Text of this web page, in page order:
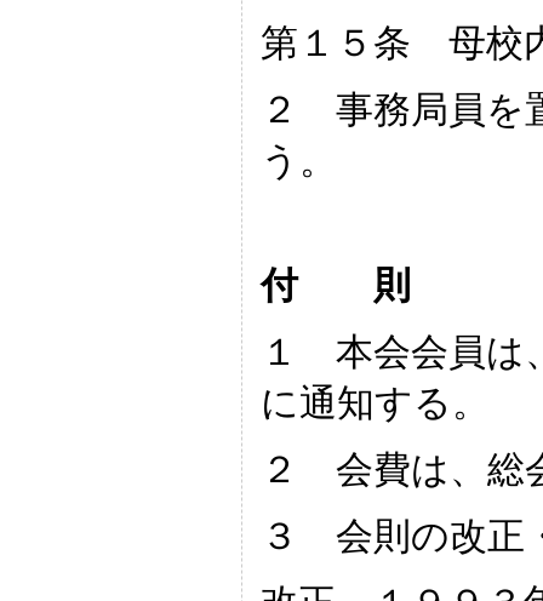
第１５条 母校
２ 事務局員を
う。
付 則
１ 本会会員は
に通知する。
２ 会費は、総
３ 会則の改正